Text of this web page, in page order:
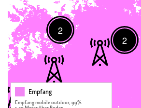
2
2
Empfang
Empfang mobile outdoor, 99%